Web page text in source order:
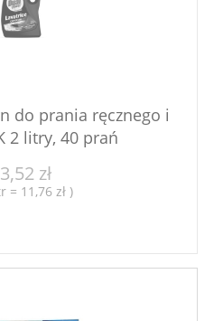
do prania ręcznego i
2 litry, 40 prań
zł
= 11,76 zł )